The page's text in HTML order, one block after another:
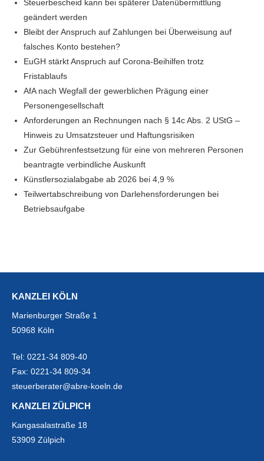
Steuerbescheid kann bei späterer Datenübermittlung
geändert werden
Bleibt der Anspruch auf Zahlungen bei Überweisung auf
falsches Konto bestehen?
EuGH stärkt Anspruch auf Corona-Beihilfen trotz
Fristablaufs
AfA nach Wegfall der gewerblichen Prägung einer
Personengesellschaft
Anforderungen an Rechnungen nach § 14c Abs. 2 UStG –
Hinweis zu Umsatzsteuer und Haftungsrisiken
Zur Gebührenfestsetzung für eine von mehreren Personen
beantragte verbindliche Auskunft
Künstlersozialabgabe ab 2026 bei 4,9 %
Teilwertabschreibung von Darlehensforderungen bei
Betriebsaufgabe
KANZLEI KÖLN
Marienburger Straße 1
50968 Köln
Tel: 0221-34 809-40
Fax: 0221-34 809-34
steuerberater@abre-koeln.de
KANZLEI ZÜLPICH
Kangasalastraße 18
53909 Zülpich